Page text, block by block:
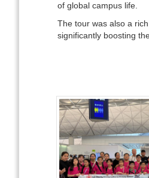
of global campus life.
The tour was also a
significantly boosting